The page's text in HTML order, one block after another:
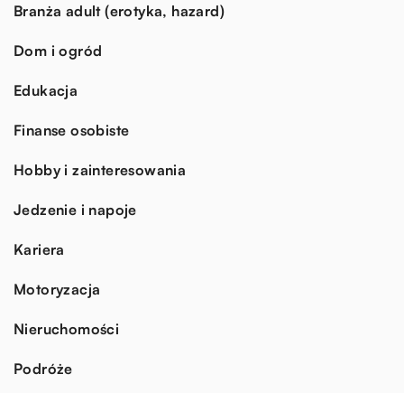
Branża adult (erotyka, hazard)
Dom i ogród
Edukacja
Finanse osobiste
Hobby i zainteresowania
Jedzenie i napoje
Kariera
Motoryzacja
Nieruchomości
Podróże